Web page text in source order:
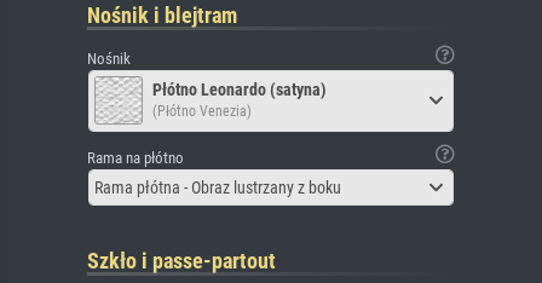
Nośnik i blejtram
Nośnik
Płótno Leonardo (satyna)
(Płótno Venezia)
Rama na płótno
Rama płótna - Obraz lustrzany z boku
Szkło i passe-partout